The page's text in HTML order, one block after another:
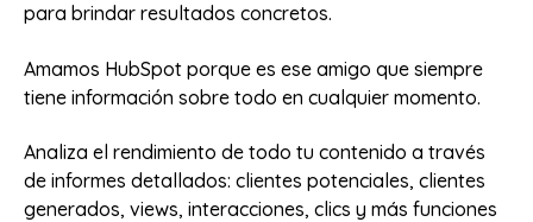
para brindar resultados concretos.
Amamos HubSpot porque es ese amigo que siempre
tiene información sobre todo en cualquier momento.
Analiza el rendimiento de todo tu contenido a través
de informes detallados: clientes potenciales, clientes
generados, views, interacciones, clics y más funciones